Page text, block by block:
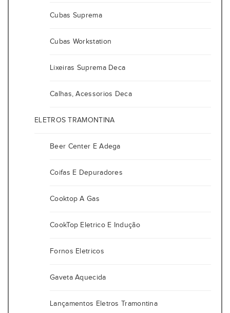
Cubas Suprema
Cubas Workstation
Lixeiras Suprema Deca
Calhas, Acessorios Deca
ELETROS TRAMONTINA
Beer Center E Adega
Coifas E Depuradores
Cooktop A Gas
CookTop Eletrico E Indução
Fornos Eletricos
Gaveta Aquecida
Lançamentos Eletros Tramontina